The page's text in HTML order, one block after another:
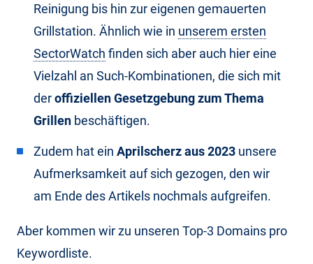
Reinigung bis hin zur eigenen gemauerten
Grillstation. Ähnlich wie in unserem ersten
SectorWatch finden sich aber auch hier eine
Vielzahl an Such-Kombinationen, die sich mit
deroffiziellen Gesetzgebung zum Thema
Grillen beschäftigen.
Zudem hat ein Aprilscherz aus 2023 unsere
Aufmerksamkeit auf sich gezogen, den wir
am Ende des Artikels nochmals aufgreifen.
Aber kommen wir zu unseren Top-3 Domains pro
Keywordliste.